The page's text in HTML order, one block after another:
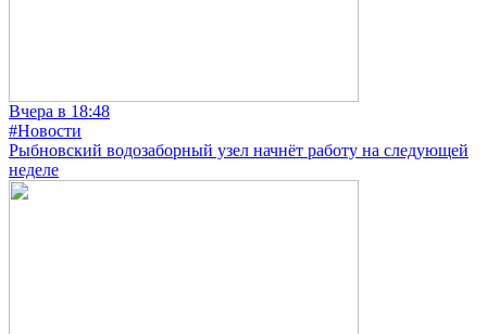
Вчера в 18:48
#Новости
Рыбновский водозаборный узел начнёт работу на следующей
неделе